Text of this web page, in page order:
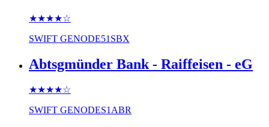
★★★★☆
SWIFT GENODE51SBX
Abtsgmünder Bank - Raiffeisen - eG
★★★★☆
SWIFT GENODES1ABR